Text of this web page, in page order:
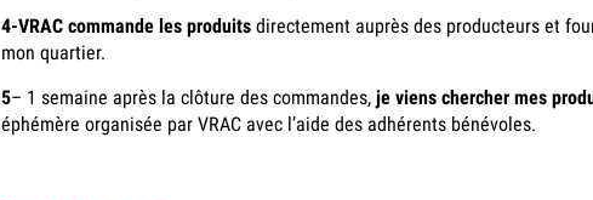
4-VRAC commande les produits directement auprès des producteurs et
mon quartier.
5– 1 semaine après la clôture des commandes, je viens chercher mes
éphémère organisée par VRAC avec l’aide des adhérents bénévoles.